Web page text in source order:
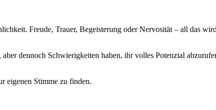
Freude, Trauer, Begeisterung oder Nervosität – all das
dennoch Schwierigkeiten haben, ihr volles Potenzial
eigenen Stimme zu finden.